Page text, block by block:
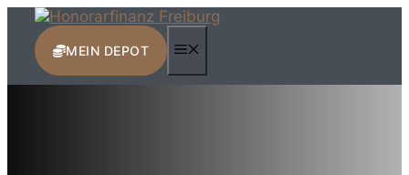
Zum
Inhalt
springenMEIN DEPOT